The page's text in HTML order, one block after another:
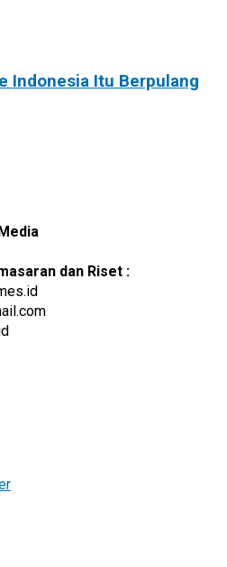
Indonesia Itu Berpulang
dan Riset :